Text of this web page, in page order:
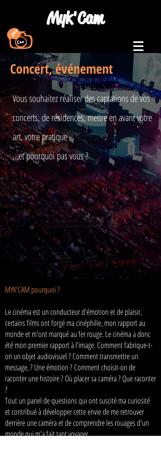
Myk'Cam
Concert, événement
Vous souhaitez réaliser des captations de vos
concerts, de résidences, mettre en avant votre
art, votre pratique
...et pourquoi pas vous ?
MYK'CAM pourquoi ?
Le cinéma est un conducteur d'émotion et de plaisir,
certains films ont forgé ma cinéphilie, mon rapport au
monde et m'ont marqué au fer rouge. Le cinéma a donc
été mon premier rapport à l'image. Comment fabrique-t-
on un objet audiovisuel ? Comment transmettre un
message, ? Une émotion ? Comment choisit-on de
raconter une histoire ? Où placer sa caméra ? Que raconter
?
Tout un panel de questions qui ont suscité ma curiosité
et contribué à développer cette envie de me retrouver
derrière une caméra et de comprendre les rouages d'un
monde qui m'a fait tant voyager.